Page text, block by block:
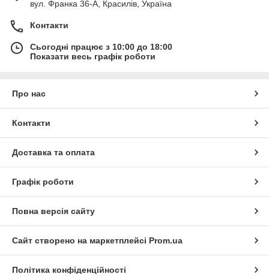
вул. Франка 36-А, Красилів, Україна
Контакти
Сьогодні працює з 10:00 до 18:00
Показати весь графік роботи
Про нас
Контакти
Доставка та оплата
Графік роботи
Повна версія сайту
Сайт створено на маркетплейсі Prom.ua
Політика конфіденційності